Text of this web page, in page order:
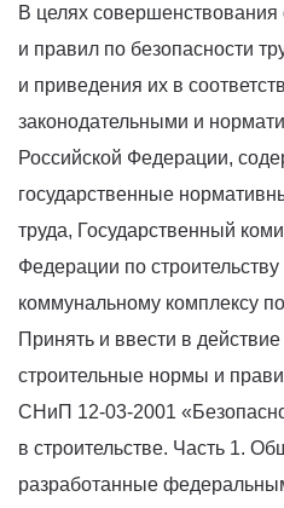
В целях совершенствования
и правил по безопасности
и приведения их в
законодательными и
Российской Федерации,
государственные
труда, Государственный
Федерации по
коммунальному комплексу
Принять и ввести в
строительные нормы и
СНиП 12-03-2001
в строительстве. Часть 1.
разработанные